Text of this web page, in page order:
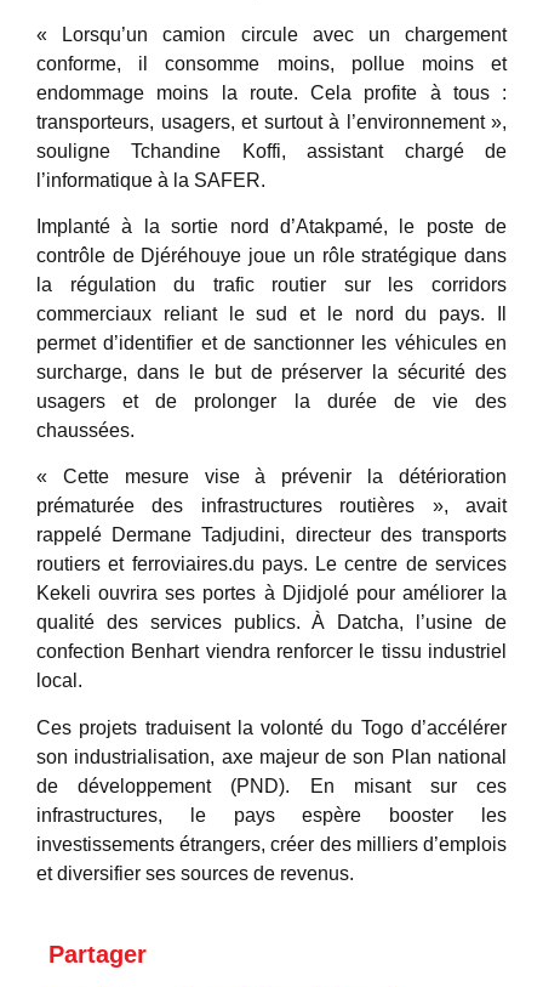
« Lorsqu’un camion circule avec un chargement
conforme, il consomme moins, pollue moins et
endommage moins la route. Cela profite à tous :
transporteurs, usagers, et surtout à l’environnement »,
souligne Tchandine Koffi, assistant chargé de
l’informatique à la SAFER.
Implanté à la sortie nord d’Atakpamé, le poste de
contrôle de Djéréhouye joue un rôle stratégique dans
la régulation du trafic routier sur les corridors
commerciaux reliant le sud et le nord du pays. Il
permet d’identifier et de sanctionner les véhicules en
surcharge, dans le but de préserver la sécurité des
usagers et de prolonger la durée de vie des
chaussées.
« Cette mesure vise à prévenir la détérioration
prématurée des infrastructures routières », avait
rappelé Dermane Tadjudini, directeur des transports
routiers et ferroviaires.du pays. Le centre de services
Kekeli ouvrira ses portes à Djidjolé pour améliorer la
qualité des services publics. À Datcha, l’usine de
confection Benhart viendra renforcer le tissu industriel
local.
Ces projets traduisent la volonté du Togo d’accélérer
son industrialisation, axe majeur de son Plan national
de développement (PND). En misant sur ces
infrastructures, le pays espère booster les
investissements étrangers, créer des milliers d’emplois
et diversifier ses sources de revenus.
Partager